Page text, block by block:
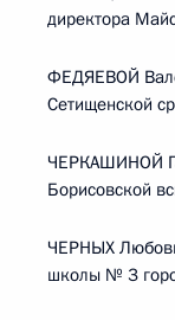
директора
ФЕДЯЕВОЙ
Сетищенской
ЧЕРКАШИНОЙ
Борисовской
ЧЕРНЫХ
школы № 3